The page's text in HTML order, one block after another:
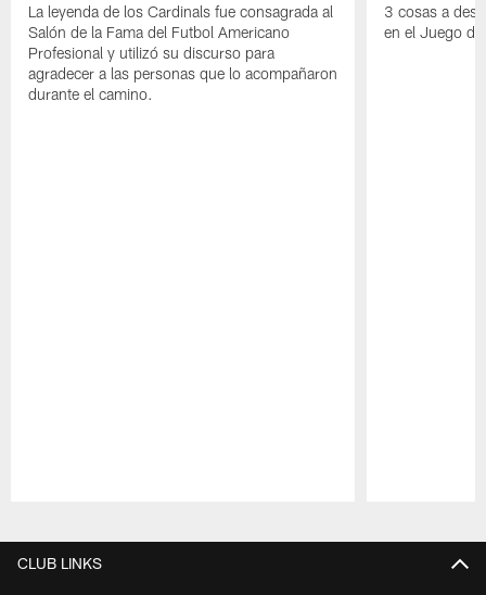
La leyenda de los Cardinals fue consagrada al
Salón de la Fama del Futbol Americano
Profesional y utilizó su discurso para
agradecer a las personas que lo acompañaron
durante el camino.
3 cosas a
en el Juego
CLUB LINKS